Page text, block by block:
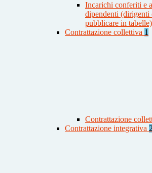
Incarichi conferiti e
dipendenti (dirigenti
pubblicare in tabelle)
Contrattazione collettiva 1
Contrattazione
Contrattazione integrativa